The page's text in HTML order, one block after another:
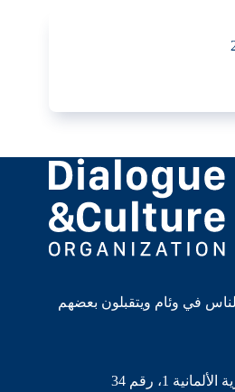
في وئام ويتقبلون بعضهم
1، رقم 34